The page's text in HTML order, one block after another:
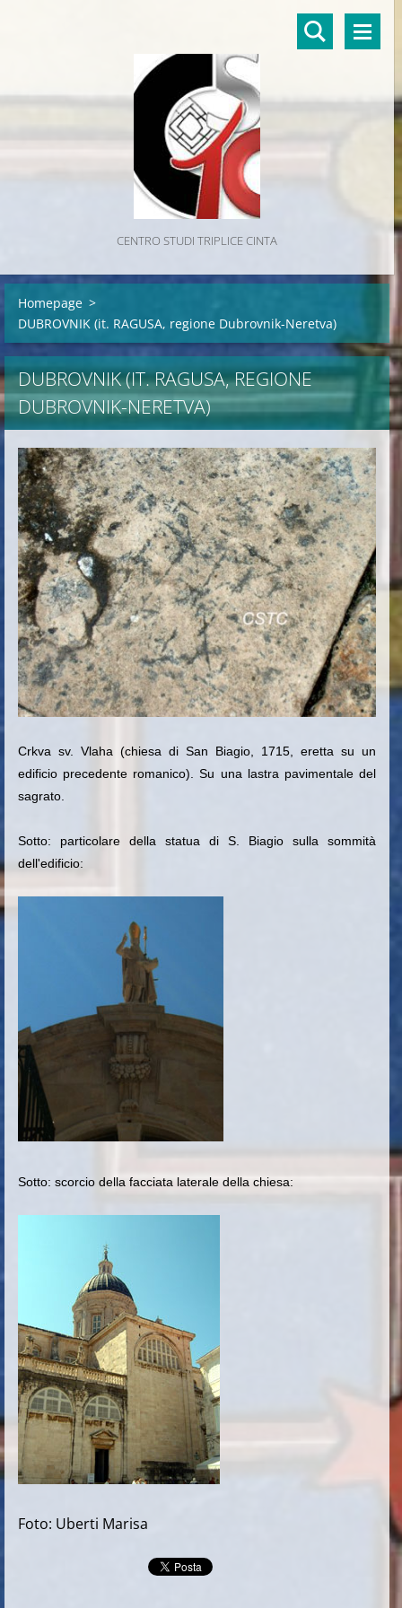
CENTRO STUDI TRIPLICE CINTA
Homepage >
DUBROVNIK (it. RAGUSA, regione Dubrovnik-Neretva)
DUBROVNIK (IT. RAGUSA, REGIONE
DUBROVNIK-NERETVA)
Crkva sv.Vlaha (chiesa di San Biagio, 1715, eretta su un
edificio precedente romanico). Su una lastra pavimentale del
sagrato
Sotto: particolare della statua di S. Biagio sulla sommità
dell'edificio:
Sotto: scorcio della facciata laterale della chiesa:
Foto: Uberti Marisa